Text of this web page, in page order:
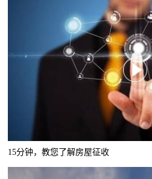
15分钟，教您了解房屋征收